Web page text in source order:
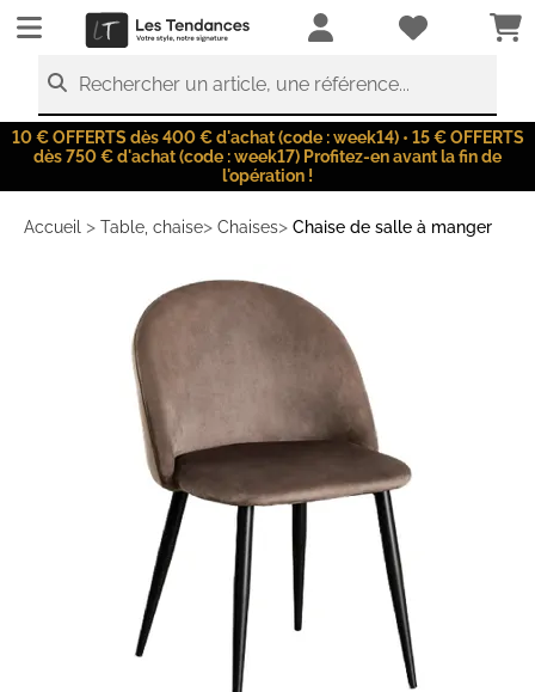
LesTendances.fr
Rechercher un article, une référence...
10 € OFFERTS dès 400 € d'achat (code : week14) • 15 € OFFERTS
dès 750 € d'achat (code : week17) Profitez-en avant la fin de
l'opération !
Accueil > Table, chaise> Chaises> Chaise de salle à manger